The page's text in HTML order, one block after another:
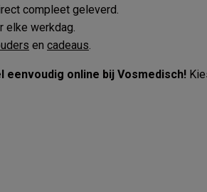
compleet geleverd.
elke werkdag.
en cadeaus.
online bij Vosmedisch!